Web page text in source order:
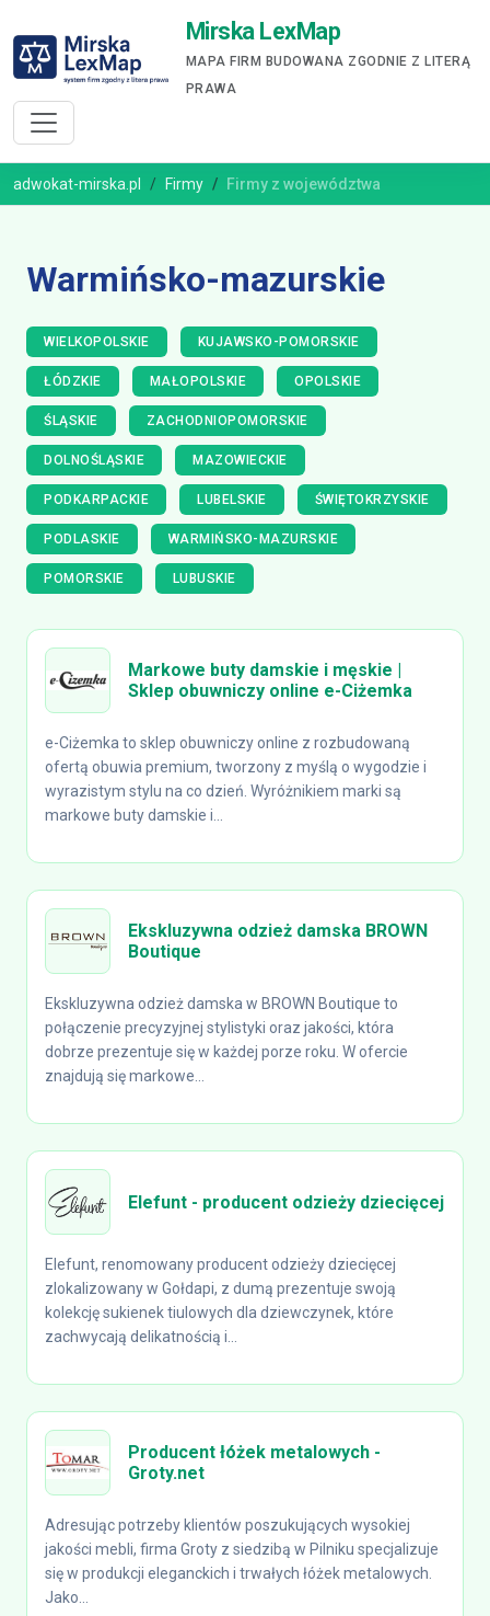
Mirska LexMap
MAPA FIRM BUDOWANA ZGODNIE Z LITERĄ
PRAWA
adwokat-mirska.pl Firmy Firmy z województwa
Warmińsko-mazurskie
WIELKOPOLSKIE KUJAWSKO-POMORSKIE
ŁÓDZKIE MAŁOPOLSKIE OPOLSKIE
ŚLĄSKIE ZACHODNIOPOMORSKIE
DOLNOŚLĄSKIE MAZOWIECKIE
PODKARPACKIE LUBELSKIE ŚWIĘTOKRZYSKIE
PODLASKIE WARMIŃSKO-MAZURSKIE
POMORSKIE LUBUSKIE
Markowe buty damskie i męskie |
Sklep obuwniczy online e-Ciżemka
e-Ciżemka to sklep obuwniczy online z rozbudowaną
ofertą obuwia premium, tworzony z myślą o wygodzie i
wyrazistym stylu na co dzień. Wyróżnikiem marki są
markowe buty damskie i...
Ekskluzywna odzież damska BROWN
Boutique
Ekskluzywna odzież damska w BROWN Boutique to
połączenie precyzyjnej stylistyki oraz jakości, która
dobrze prezentuje się w każdej porze roku. W ofercie
znajdują się markowe...
Elefunt - producent odzieży dziecięcej
Elefunt, renomowany producent odzieży dziecięcej
zlokalizowany w Gołdapi, z dumą prezentuje swoją
kolekcję sukienek tiulowych dla dziewczynek, które
zachwycają delikatnością i...
Producent łóżek metalowych -
Groty.net
Adresując potrzeby klientów poszukujących wysokiej
jakości mebli, firma Groty z siedzibą w Pilniku specjalizuje
się w produkcji eleganckich i trwałych łóżek metalowych.
Jako...